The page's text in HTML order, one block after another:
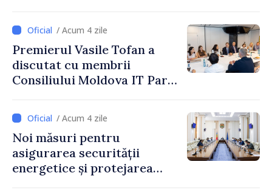
/ Acum 4 zile
Premierul Vasile Tofan a
discutat cu membrii
Consiliului Moldova IT Park:
industriei IT”
/ Acum 4 zile
Noi măsuri pentru
asigurarea securității
energetice și protejarea